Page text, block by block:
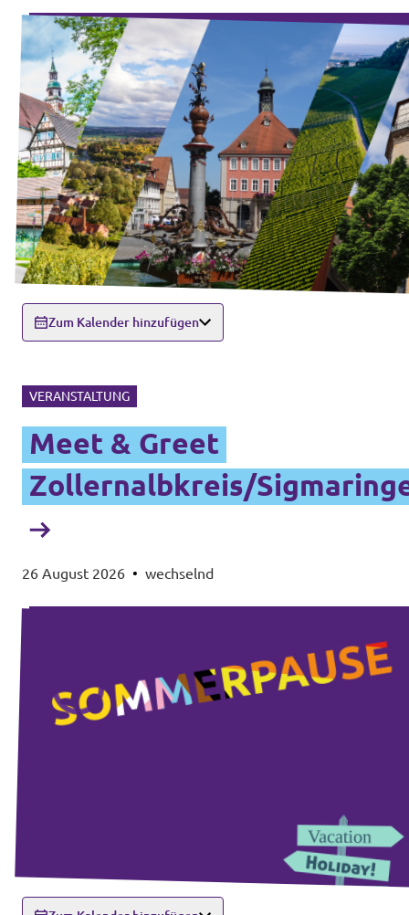
Zum Kalender hinzufügen
VERANSTALTUNG
Meet & Greet
Zollernalbkreis/
26 August 2026 • wechselnd